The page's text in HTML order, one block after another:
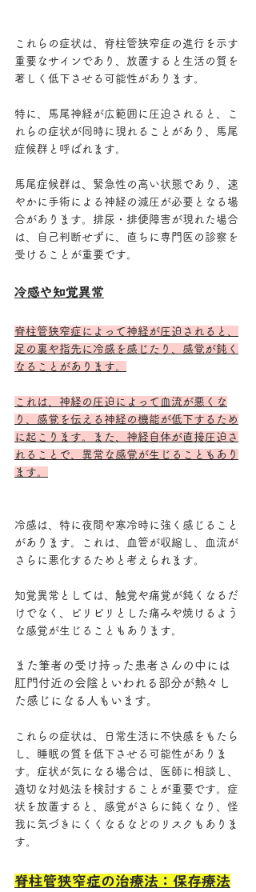
これらの症状は、脊柱管狭窄症の進行を示す
重要なサインであり、放置すると生活の質を
著しく低下させる可能性があります。
特に、馬尾神経が広範囲に圧迫されると、こ
れらの症状が同時に現れることがあり、馬尾
症候群と呼ばれます。
馬尾症候群は、緊急性の高い状態であり、速
やかに手術による神経の減圧が必要となる場
合があります。排尿・排便障害が現れた場合
は、自己判断せずに、直ちに専門医の診察を
受けることが重要です。
冷感や知覚異常
脊柱管狭窄症によって神経が圧迫されると、
足の裏や指先に冷感を感じたり、感覚が鈍く
なることがあります。
これは、神経の圧迫によって血流が悪くな
り、感覚を伝える神経の機能が低下するため
に起こります。また、神経自体が直接圧迫さ
れることで、異常な感覚が生じることもあり
ます。
冷感は、特に夜間や寒冷時に強く感じること
があります。これは、血管が収縮し、血流が
さらに悪化するためと考えられます。
知覚異常としては、触覚や痛覚が鈍くなるだ
けでなく、ピリピリとした痛みや焼けるよう
な感覚が生じることもあります。
また筆者の受け持った患者さんの中には
肛門付近の会陰といわれる部分が熱々し
た感じになる人もいます。
これらの症状は、日常生活に不快感をもたら
し、睡眠の質を低下させる可能性がありま
す。症状が気になる場合は、医師に相談し、
適切な対処法を検討することが重要です。症
状を放置すると、感覚がさらに鈍くなり、怪
我に気づきにくくなるなどのリスクもありま
す。
脊柱管狭窄症の治療法：保存療法